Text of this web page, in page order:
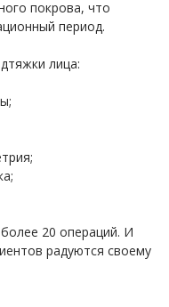
покрова, что
период.
лица:
20 операций. И
радуются своему